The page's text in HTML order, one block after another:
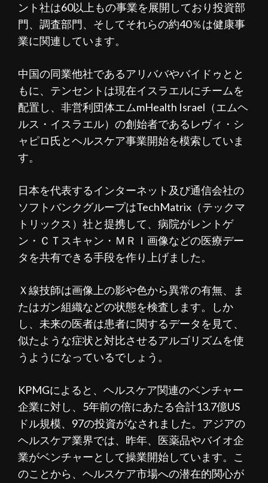
ント社は60以上もの事業を展開しており投資部
門、調査部門、そしてそれらの約40％は健康事
業に関連しています。
中国の同業他社であるアリババやバイドゥとと
もに、テンセントは現在イスラエルにチームを
配置し、非営利団体エムmHealth Israel（エムヘ
ルス・イスラエル）の創始者であるレヴィ・シ
ャピロ氏とヘルスケア事業開始を模索していま
す。
日本を代表するインターネット及び通信会社の
ソフトバンクグループはTechMatrix（テックマ
トリックス）社と提携して、病院がレントゲ
ン・ＣＴスキャン・ＭＲＩ画像などの医療デー
タを共有できる手段を作り上げました。
Ｘ線技師は画像上の影や色から異常の有無、ま
たはガン組織などの状態を検査します。しか
し、未来の医者は患者に関するデータを見て、
似たような症状と対比させるアルゴリズムを使
うようになっているでしょう。
KPMGによると、ヘルスケア関連のベンチャー
企業に対し、5年前の倍にあたる合計13.7億US
ドル規模、97の投資がなされました。アジアの
ヘルスケア業界では、昨年、医薬品やバイオ企
業がベンチャーとして操業開始しています。こ
のことから、ヘルスケア市場への潜在的関心が